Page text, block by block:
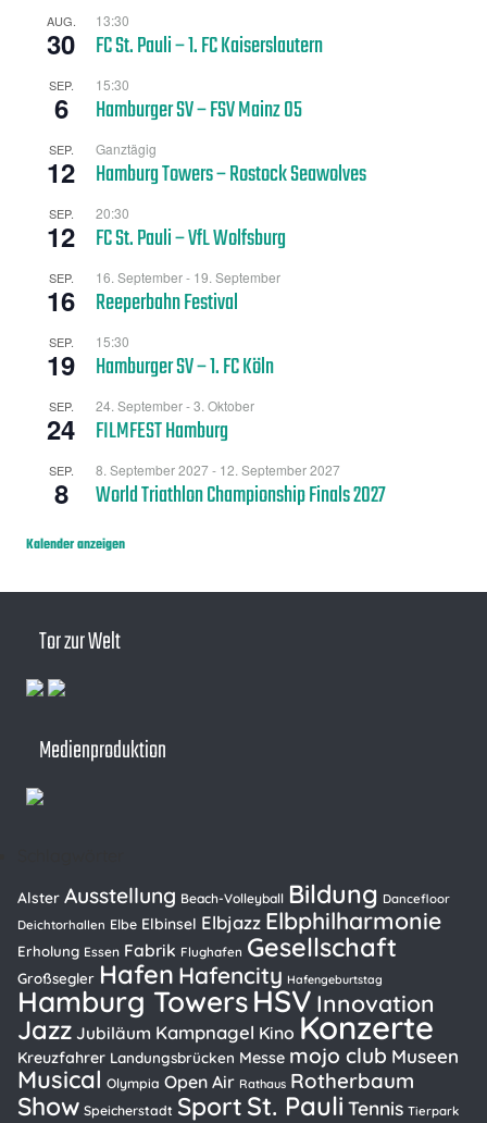
Tor zur Welt
Medienproduktion
AUG.
30
13:30
FC St. Pauli – 1. FC Kaiserslautern
SEP.
6
15:30
Hamburger SV – FSV Mainz 05
SEP.
12
Ganztägig
Hamburg Towers – Rostock Seawolves
SEP.
12
20:30
FC St. Pauli – VfL Wolfsburg
SEP.
16
16. September- 19. September
Reeperbahn Festival
SEP.
19
15:30
Hamburger SV – 1. FC Köln
SEP.
24
24. September-3. Oktober
FILMFEST Hamburg
SEP.
8
8. September 2027- 12. September 2027
World Triathlon Championship Finals 2027
Kalender anzeigen
Alster Ausstellung Beach-Volleyball Bildung Dancefloor
Deichtorhallen Elbe Elbinsel Elbjazz Elbphilharmonie
Erholung Essen Fabrik Flughafen Gesellschaft
Großsegler Hafen Hafencity Hafengeburtstag
Hamburg TowersHSV Innovation
Jazz Jubiläum Kampnagel Kino Konzerte
Kreuzfahrer Landungsbrücken Messe mojo club Museen
Musical Olympia Open Air Rathaus Rotherbaum
Show Speicherstadt Sport St. Pauli Tennis Tierpark